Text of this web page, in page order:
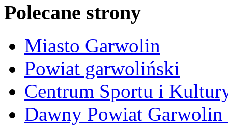
Polecane strony
Miasto Garwolin
Powiat garwoliński
Centrum Sportu i
Dawny Powiat